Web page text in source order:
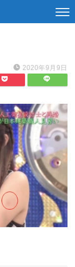
2020年9月9日